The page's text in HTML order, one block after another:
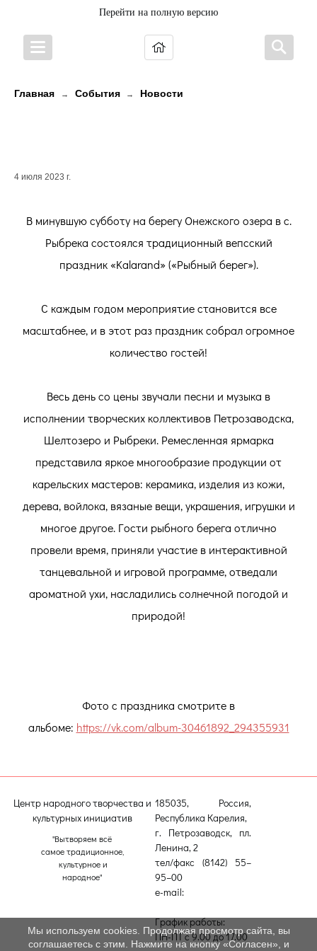
Перейти на полную версию
Главная → События → Новости
4 июля 2023 г.
В минувшую субботу на берегу Онежского озера в с.
Рыбрека состоялся традиционный вепсский
праздник «Kalarand» («Рыбный берег»).
С каждым годом мероприятие становится все
масштабнее, и в этот раз праздник собрал огромное
количество гостей!
Весь день со цены звучали песни и музыка в
исполнении творческих коллективов Петрозаводска,
Шелтозеро и Рыбреки. Ремесленная ярмарка
представила яркое многообразие продукции от
карельских мастеров: керамика, изделия из кожи,
дерева, войлока, вязаные вещи, украшения, игрушки и
многое другое. Гости рыбного берега отлично
провели время, приняли участие в интерактивной
танцевальной и игровой программе, отведали
ароматной ухи, насладились солнечной погодой и
природой!
Фото с праздника смотрите в
альбоме: https://vk.com/album-30461892_294355931
Центр народного творчества и
культурных инициатив
"Вытворяем всё
самое традиционное,
культурное и
народное"
185035, Россия,
Республика Карелия,
г. Петрозаводск, пл.
Ленина, 2
тел/факс (8142) 55–
95–00
e-mail:
График работы:
ПН-ПТ с 9.00 до 17.00
Мы используем cookies. Продолжая просмотр сайта, вы
соглашаетесь с этим. Нажмите на кнопку «Согласен», и